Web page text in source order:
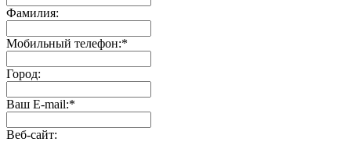
Фамилия:
Мобильный телефон:*
Город:
Ваш E-mail:*
Веб-сайт: